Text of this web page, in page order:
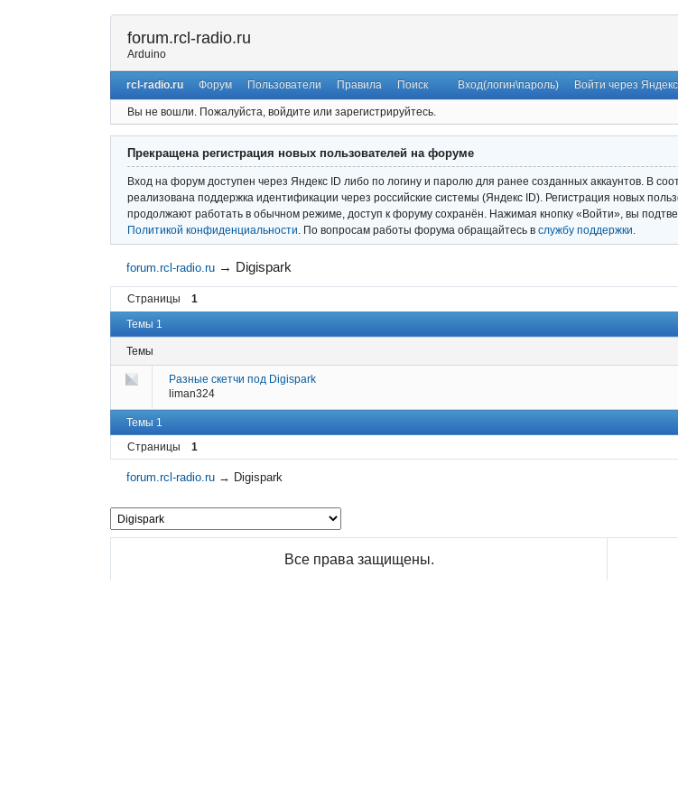
forum.rcl-radio.ru
Arduino
rcl-radio.ru Форум Пользователи Правила Поиск Вход(логин\пароль) Войти через
Вы не вошли. Пожалуйста, войдите или зарегистрируйтесь.
Прекращена регистрация новых пользователей на форуме
Вход на форум доступен через Яндекс ID либо по логину и паролю для ранее созданных аккаунтов. В
реализована поддержка идентификации через российские системы (Яндекс ID). Регистрация новых
продолжают работать в обычном режиме, доступ к форуму сохранён. Нажимая кнопку «Войти», вы
Политикой конфиденциальности . По вопросам работы форума обращайтесь в службу поддержки
forum.rcl-radio.ru → Digispark
Страницы 1
Темы 1
Темы
Разные скетчи под Digispark
liman324
Темы 1
Страницы
1
forum.rcl-radio.ru → Digispark
Все права защищены.